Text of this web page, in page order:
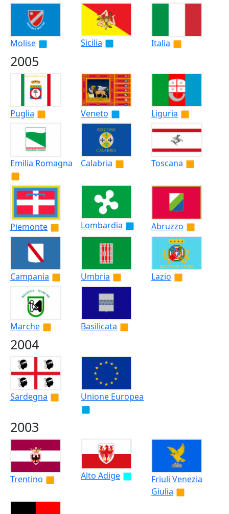
Molise Sicilia Italia
2005
Puglia Veneto Liguria
Emilia Romagna Calabria Toscana
Piemonte Lombardia Abruzzo
Campania Umbria Lazio
Marche Basilicata
2004
Sardegna Unione Europea
2003
Trentino Alto Adige
Friuli Venezia
Giulia